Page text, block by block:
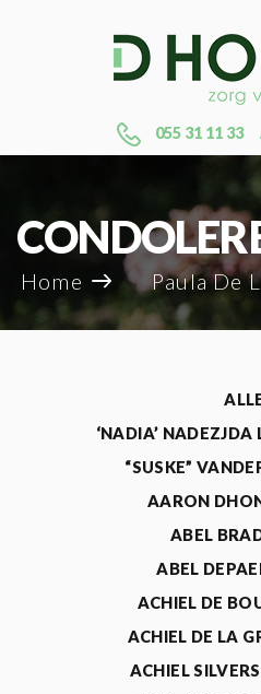
055 31 11 33
Home Paula De
‘NADIA’
“SUSKE”
AARON
ABEL
ABEL
ACHIEL DE
ACHIEL DE LA
ACHIEL